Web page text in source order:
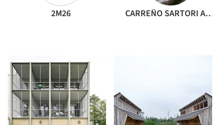
2M26 CARREÑO SARTORI Arquitectos